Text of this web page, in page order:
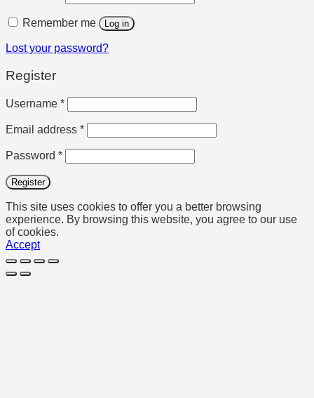
Remember me Log in
Lost your password?
Register
Username *Required
Email address *Required
Password *Required
Register
This site uses cookies to offer you a better browsing
experience. By browsing this website, you agree to our use
of cookies.
Accept